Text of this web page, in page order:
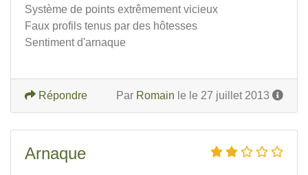
Système de points extrêmement vicieux
Faux profils tenus par des hôtesses
Sentiment d'arnaque
Par Romain le le 27 juillet 2013
Répondre
Arnaque